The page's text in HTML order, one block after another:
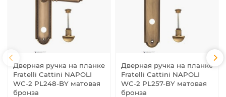
Дверная ручка на планке
Fratelli Cattini NAPOLI
WC-2 PL248-BY матовая
бронза
Дверная ручка на планке
Fratelli Cattini NAPOLI
WC-2 PL257-BY матовая
бронза